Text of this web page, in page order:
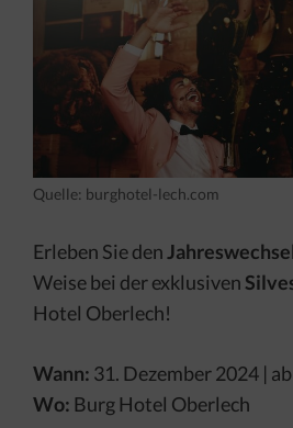
Quelle: burghotel-lech.com
Erleben Sie den
Weise bei der exklusiven
Hotel Oberlech!
Wann: 31. Dezember 2024 |
Wo: Burg Hotel Oberlech